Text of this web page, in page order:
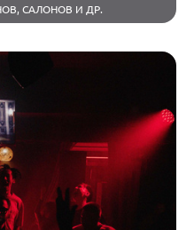
САЛОНОВ И ДР.